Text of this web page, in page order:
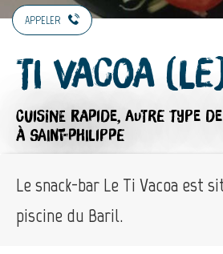
APPELER
Ti Vacoa
CUISINE RAPIDE, AUTRE TYPE
À SAINT-PHILIPPE
Le snack-bar Le Ti Vacoa est
piscine du Baril.